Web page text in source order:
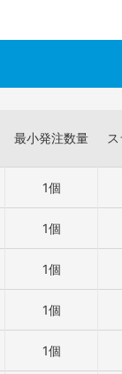
最小発注数量
1個
1個
1個
1個
1個